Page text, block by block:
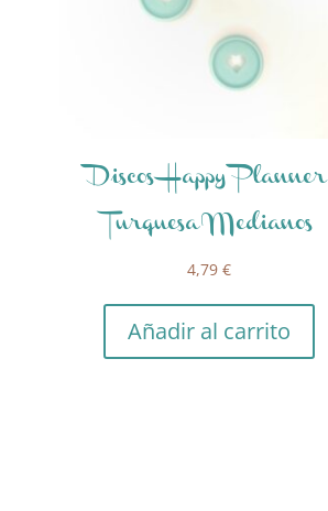
Discos Happy Planner
Turquesa Medianos
4,79€
Añadir al carrito